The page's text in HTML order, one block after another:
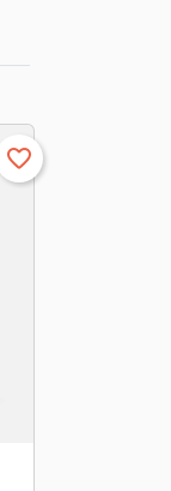
favorite_border